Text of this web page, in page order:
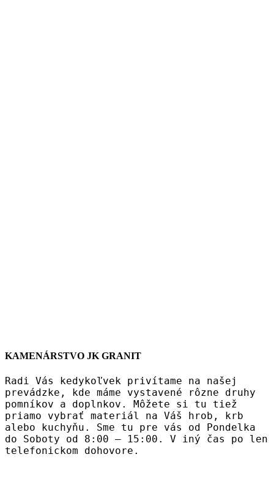
KAMENÁRSTVO JK GRANIT
Radi Vás kedykoľvek privítame na našej
prevádzke, kde máme vystavené rôzne druhy
pomníkov a doplnkov. Môžete si tu tiež
priamo vybrať materiál na Váš hrob, krb
alebo kuchyňu. Sme tu pre vás od Pondelka
do Soboty od 8:00 – 15:00. V iný čas po len
telefonickom dohovore.